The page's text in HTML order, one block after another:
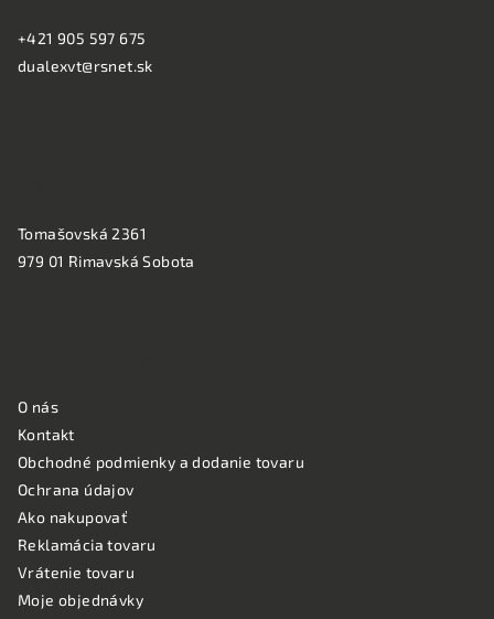
+421 905 597 675
dualexvt@rsnet.sk
Tomašovská 2361
979 01 Rimavská Sobota
O nás
Kontakt
Obchodné podmienky a dodanie tovaru
Ochrana údajov
Ako nakupovať
Reklamácia tovaru
Vrátenie tovaru
Moje objednávky